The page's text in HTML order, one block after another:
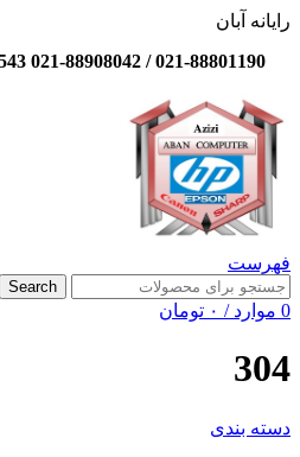
رایانه آبان
021-88801190 / 021-88908042 09104343543 / 09101115862
فهرست
Search
0 موارد / ۰ تومان
304
دسته بندی